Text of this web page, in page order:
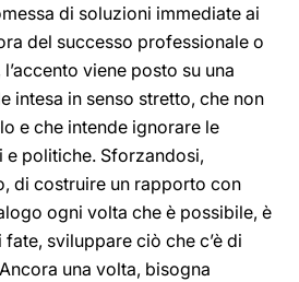
di soluzioni immediate ai
del successo professionale o
viene posto su una
intesa in senso stretto, che non
e che intende ignorare le
e politiche. Sforzandosi,
di costruire un rapporto con
ogni volta che è possibile, è
sviluppare ciò che c’è di
una volta, bisogna